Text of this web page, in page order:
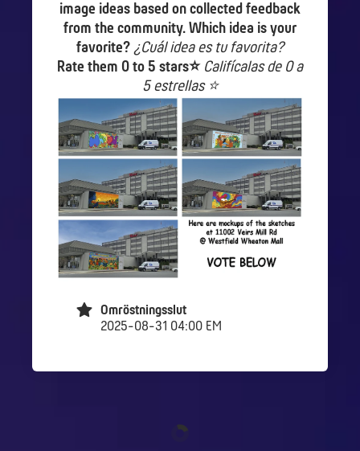
image ideas based on collected feedback
from the community. Which idea is your
favorite? ¿Cuál idea es tu favorita?
Rate them 0 to 5 stars⭐ Califícalas de 0 a
5 estrellas ⭐
Omröstningsslut
2025-08-31 04:00 EM